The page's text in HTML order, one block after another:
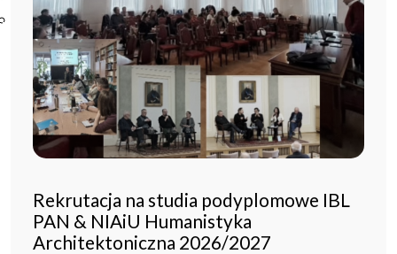
Poczta ibl.waw.pl
Kontakt
Rekrutacja na studia podyplomowe IBL
PAN & NIAiU Humanistyka
Architektoniczna 2026/2027